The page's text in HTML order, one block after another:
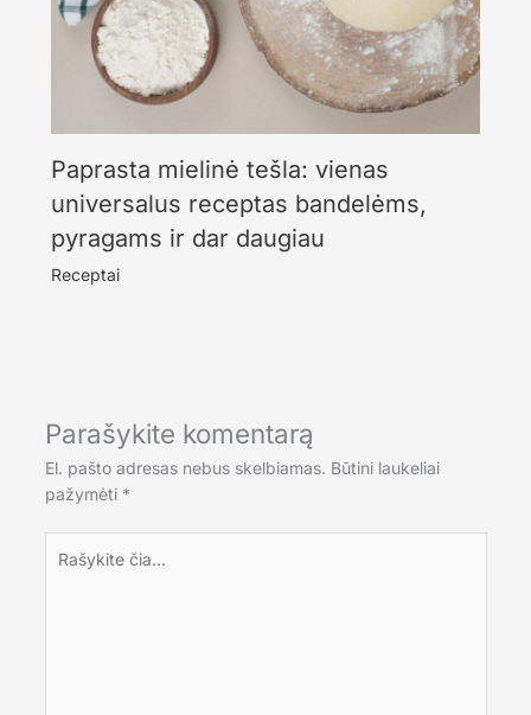
Paprasta mielinė tešla: vienas
universalus receptas bandelėms,
pyragams ir dar daugiau
Receptai
Parašykite komentarą
El. pašto adresas nebus skelbiamas. Būtini laukeliai
pažymėti *
čia...